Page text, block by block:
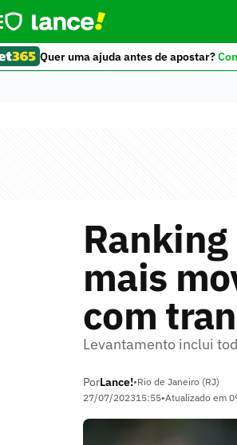
Quer uma ajuda antes de apostar?
mais
com
Levantamento inclui
PorLance!•Rio de Janeiro (RJ)
27/07/202315:55•Atualizado em